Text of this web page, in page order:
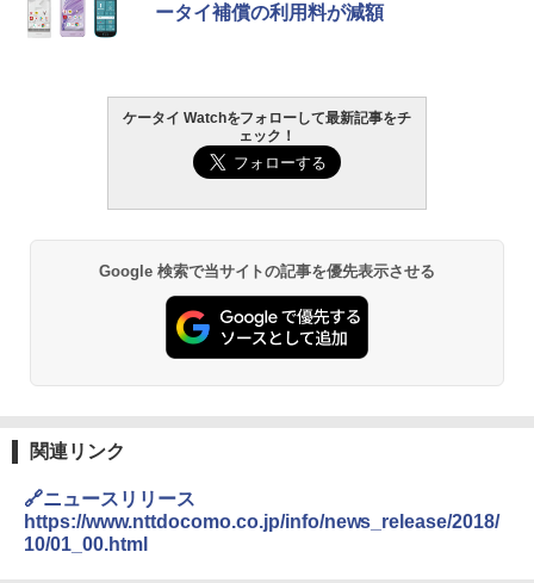
ータイ補償の利用料が減額
ケータイ Watchをフォローして最新記事をチ
ェック！
Google 検索で当サイトの記事を優先表示させる
関連リンク
🔗ニュースリリース
https://www.nttdocomo.co.jp/info/news_release/2018/
10/01_00.html